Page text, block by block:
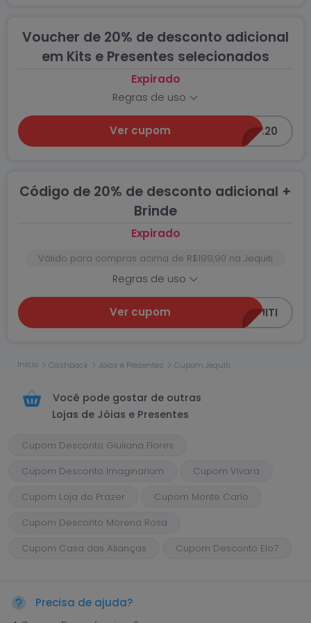
Início Cashback Jóias e Presentes Cupom Jequiti
Voucher de 20% de desconto adicional
em Kits e Presentes selecionados
Expirado
Regras de uso
Ver cupom EXTRA20
Código de 20% de desconto adicional +
Brinde
Expirado
Válido para compras acima de R$199,90 na Jequiti
Regras de uso
Ver cupom CLIENTEJEQUITI
Você pode gostar de outras
Lojas de Jóias e Presentes
Cupom Desconto Giuliana Flores
Cupom Desconto Imaginarium
Cupom Vivara
Cupom Loja do Prazer
Cupom Monte Carlo
Cupom Desconto Morena Rosa
Cupom Casa das Alianças
Cupom Desconto Elo7
Precisa de ajuda?